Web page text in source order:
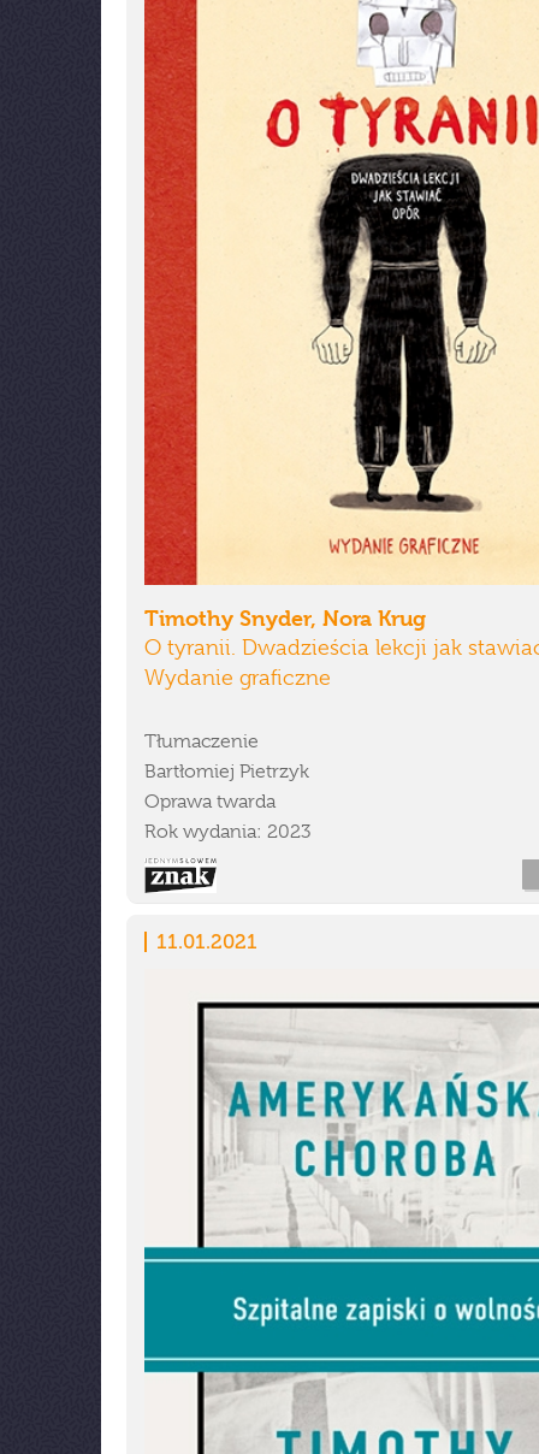
Timothy Snyder, Nora Krug
O tyranii. Dwadzieścia lekcji jak
Wydanie graficzne
Tłumaczenie
Bartłomiej Pietrzyk
Oprawa twarda
Rok wydania: 2023
11.01.2021